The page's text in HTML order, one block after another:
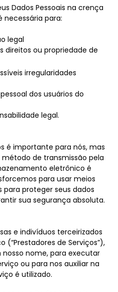
Dados Pessoais na crença
para:
legal
direitos ou propriedade de
irregularidades
dos usuários do
legal.
é importante para nós, mas
de transmissão pela
eletrônico é
para usar meios
proteger seus dados
sua segurança absoluta.
e indivíduos terceirizados
(“Prestadores de Serviços”),
nome, para executar
ou para nos auxiliar na
é utilizado.